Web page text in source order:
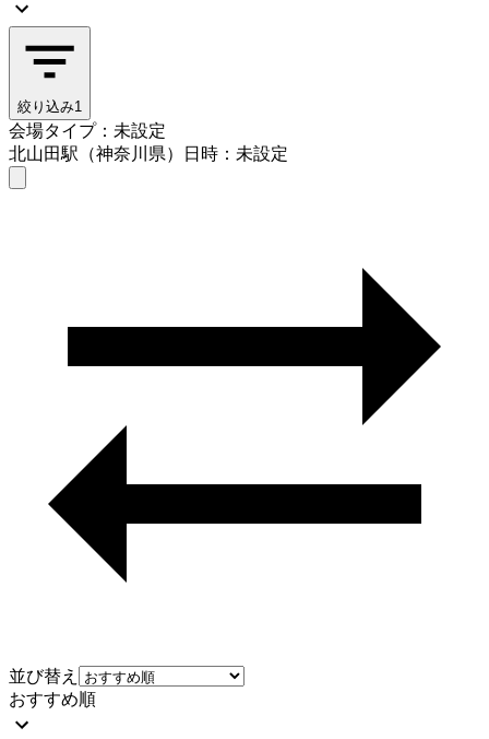
絞り込み1
会場タイプ：未設定
北山田駅（神奈川県）
日時：未設定
並び替え
おすすめ順